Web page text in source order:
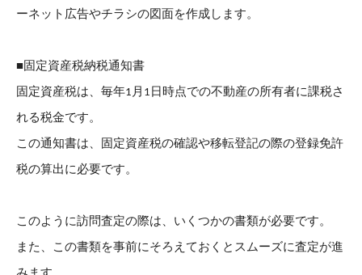
ーネット広告やチラシの図面を作成します。
■固定資産税納税通知書
固定資産税は、毎年1月1日時点での不動産の所有者に課税さ
れる税金です。
この通知書は、固定資産税の確認や移転登記の際の登録免許
税の算出に必要です。
このように訪問査定の際は、いくつかの書類が必要です。
また、この書類を事前にそろえておくとスムーズに査定が進